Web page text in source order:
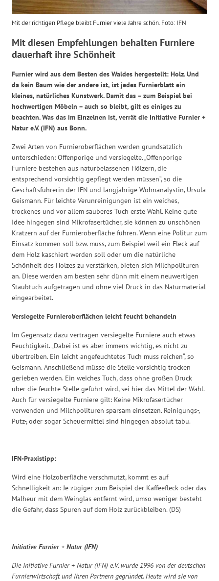
Mit der richtigen Pflege bleibt Furnier viele Jahre schön. Foto: IFN
Mit diesen Empfehlungen behalten Furniere
dauerhaft ihre Schönheit
Furnier wird aus dem Besten des Waldes hergestellt: Holz. Und
da kein Baum wie der andere ist, ist jedes Furnierblatt ein
kleines, natürliches Kunstwerk. Damit das – zum Beispiel bei
hochwertigen Möbeln – auch so bleibt, gilt es einiges zu
beachten. Was das im Einzelnen ist, verrät die Initiative Furnier +
Natur e.V. (IFN) aus Bonn.
Zwei Arten von Furnieroberflächen werden grundsätzlich
unterschieden: Offenporige und versiegelte. „Offenporige
Furniere bestehen aus naturbelassenen Hölzern, die
entsprechend vorsichtig gepflegt werden müssen“, so die
Geschäftsführerin der IFN und langjährige Wohnanalystin, Ursula
Geismann. Für leichte Verunreinigungen ist ein weiches,
trockenes und vor allem sauberes Tuch erste Wahl. Keine gute
Idee hingegen sind Mikrofasertücher, sie können zu unschönen
Kratzern auf der Furnieroberfläche führen. Wenn eine Politur zum
Einsatz kommen soll bzw. muss, zum Beispiel weil ein Fleck auf
dem Holz kaschiert werden soll oder um die natürliche
Schönheit des Holzes zu verstärken, bieten sich Milchpolituren
an. Diese werden am besten sehr dünn mit einem neuwertigen
Staubtuch aufgetragen und ohne viel Druck in das Naturmaterial
eingearbeitet.
Versiegelte Furnieroberflächen leicht feucht behandeln
Im Gegensatz dazu vertragen versiegelte Furniere auch etwas
Feuchtigkeit. „Dabei ist es aber immens wichtig, es nicht zu
übertreiben. Ein leicht angefeuchtetes Tuch muss reichen“, so
Geismann. Anschließend müsse die Stelle vorsichtig trocken
gerieben werden. Ein weiches Tuch, dass ohne großen Druck
über die feuchte Stelle geführt wird, sei hier das Mittel der Wahl.
Auch für versiegelte Furniere gilt: Keine Mikrofasertücher
verwenden und Milchpolituren sparsam einsetzen. Reinigungs-,
Putz-, oder sogar Scheuermittel sind hingegen absolut tabu.
IFN-Praxistipp:
Wird eine Holzoberfläche verschmutzt, kommt es auf
Schnelligkeit an: Je zügiger zum Beispiel der Kaffeefleck oder das
Malheur mit dem Weinglas entfernt wird, umso weniger besteht
die Gefahr, dass Spuren auf dem Holz zurückbleiben. (DS)
Initiative Furnier + Natur (IFN)
Die Initiative Furnier + Natur (IFN) e.V. wurde 1996 von der deutschen
Furnierwirtschaft und ihren Partnern gegründet. Heute wird sie von